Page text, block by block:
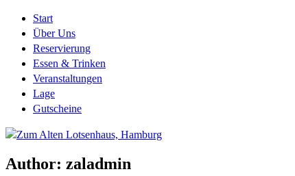
Start
Über Uns
Reservierung
Essen & Trinken
Veranstaltungen
Lage
Gutscheine
Author: zaladmin